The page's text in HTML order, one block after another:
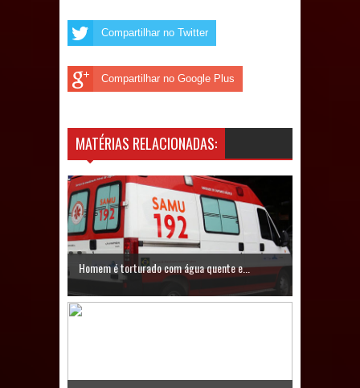
Neta do Sindicato
Brasília recursos para nova Casa de
Denise Ribeiro toma posse no
Diretório Nacional do PDT durante
Convenção em Brasília
Dois Gigantes da Poesia Paraibana
inspiram a IV FEIRA LITERÁRIA DO
Compartilhar no Twitter
Compartilhar no Google Plus
MATÉRIAS RELACIONADAS:
Homem é torturado com água quente e...